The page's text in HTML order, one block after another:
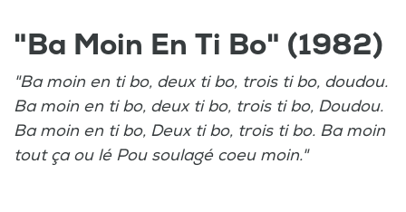
"Ba Moin En Ti Bo" (1982)
"Ba moin en ti bo, deux ti bo, trois ti bo, doudou.
Ba moin en ti bo, deux ti bo, trois ti bo, Doudou.
Ba moin en ti bo, Deux ti bo, trois ti bo. Ba moin
tout ça ou lé Pou soulagé coeu moin."